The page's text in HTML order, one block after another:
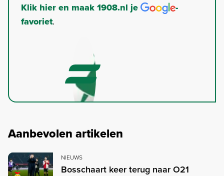
Klik hier en maak 1908.nl je
-
favoriet.
Aanbevolen artikelen
NIEUWS
Bosschaart keer terug naar O21